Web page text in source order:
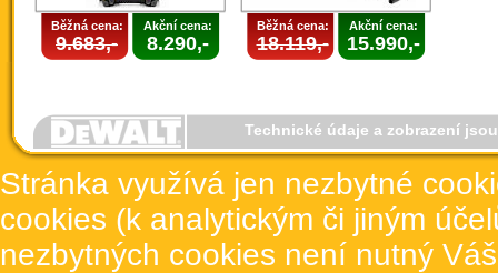
Běžná cena:
9.683,-
Akční cena:
8.290,-
Běžná cena:
18.119,-
Akční cena:
15.990,-
Technické údaje a zobrazení
Stránka využívá jen nezbytné
cookies (k analytickým či jiným
nezbytných cookies není nutný